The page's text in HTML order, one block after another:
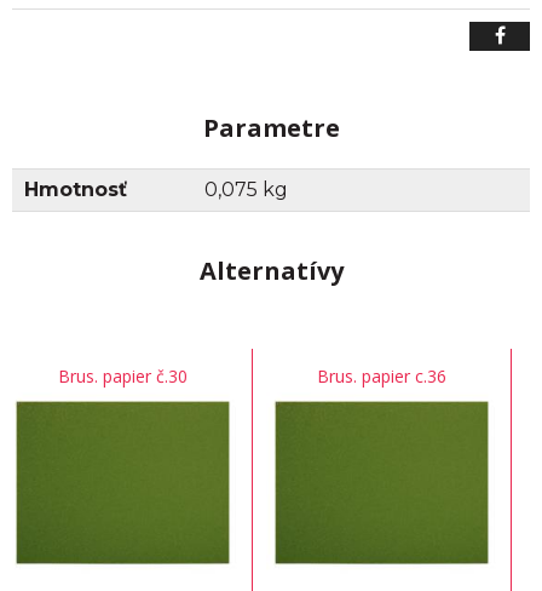
Parametre
Hmotnosť 0,075 kg
Alternatívy
Brus. papier č.30 Brus. papier c.36